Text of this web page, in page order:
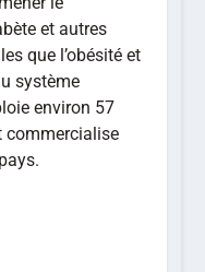
et autres
que l’obésité et
système
environ 57
commercialise